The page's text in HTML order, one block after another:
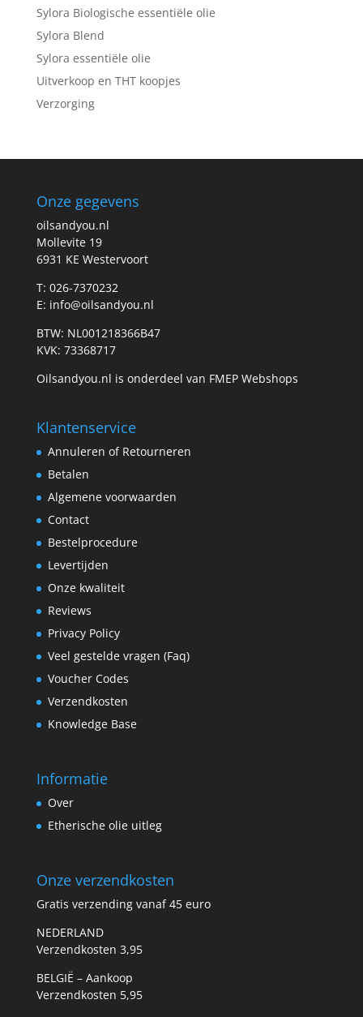
Sylora Biologische essentiële olie
Sylora Blend
Sylora essentiële olie
Uitverkoop en THT koopjes
Verzorging
Onze gegevens
oilsandyou.nl
Mollevite 19
6931 KE Westervoort
T: 026-7370232
E: info@oilsandyou.nl
BTW: NL001218366B47
KVK: 73368717
Oilsandyou.nl is onderdeel van FMEP Webshops
Klantenservice
Annuleren of Retourneren
Betalen
Algemene voorwaarden
Contact
Bestelprocedure
Levertijden
Onze kwaliteit
Reviews
Privacy Policy
Veel gestelde vragen (Faq)
Voucher Codes
Verzendkosten
Knowledge Base
Informatie
Over
Etherische olie uitleg
Onze verzendkosten
Gratis verzending vanaf 45 euro
NEDERLAND
Verzendkosten 3,95
BELGIË – Aankoop
Verzendkosten 5,95